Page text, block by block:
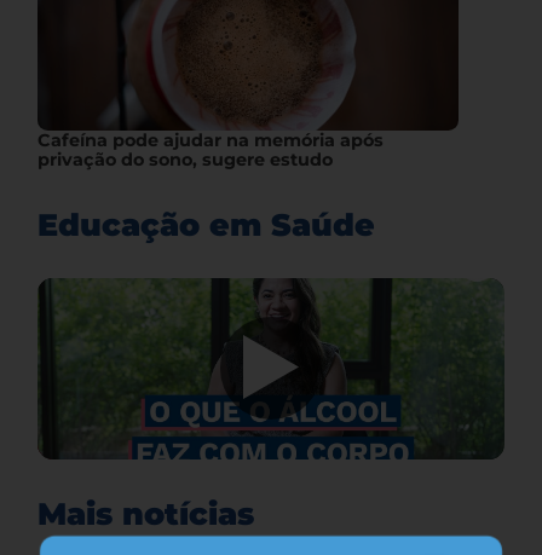
Cafeína pode ajudar na memória após
privação do sono, sugere estudo
Educação em Saúde
Mais notícias